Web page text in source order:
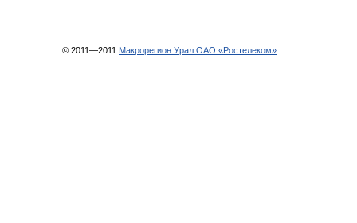
© 2011—2011 Макрорегион Урал ОАО «Ростелеком»